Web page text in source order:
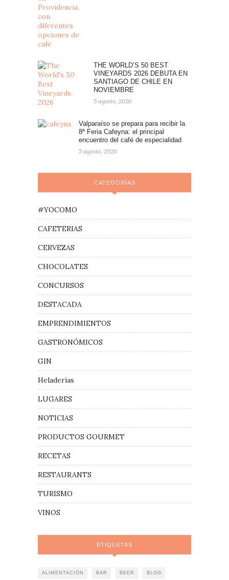
THE WORLD’S 50 BEST
VINEYARDS 2026 DEBUTA EN
SANTIAGO DE CHILE EN
NOVIEMBRE
5 agosto, 2026
Valparaíso se prepara para recibir la
8ª Feria Cafeyna: el principal
encuentro del café de especialidad
5 agosto, 2026
CATEGORÍAS
#YOCOMO
CAFETERIAS
CERVEZAS
CHOCOLATES
CONCURSOS
DESTACADA
EMPRENDIMIENTOS
GASTRONÓMICOS
GIN
Heladerías
LUGARES
NOTICIAS
PRODUCTOS GOURMET
RECETAS
RESTAURANTS
TURISMO
VINOS
ETIQUETAS
ALIMENTACIÓN BAR BEER BLOG